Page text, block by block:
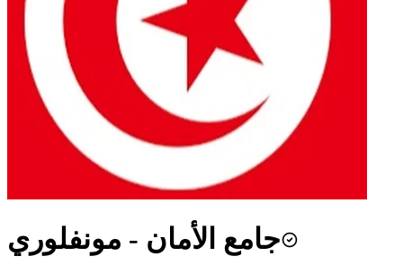
جامع الأمان - مونفلوري